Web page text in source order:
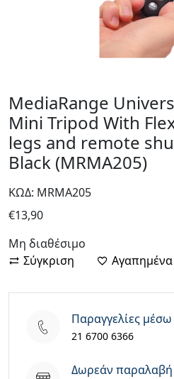
MediaRange
Mini Tripod With
legs and remote
Black (MRMA205)
ΚΩΔ: MRMA205
€13,90
Μη διαθέσιμο
Σύγκριση
Αγαπημένα
Παραγγελίες
21 6700 6366
Δωρεάν